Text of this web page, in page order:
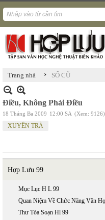
Trang nhà › SỐ CŨ
Điều, Không Phải Điều
18 Tháng Ba 2009 12:00 SA (Xem: 9126)
XUYÊN TRÀ
Hợp Lưu 99
Mục Lục H L 99
Thư Tòa Soạn Hl 99